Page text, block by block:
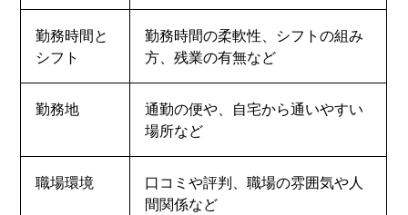
勤務時間と
シフト
勤務時間の柔軟性、シフトの組み
方、残業の有無など
勤務地
通勤の便や、自宅から通いやすい
場所など
職場環境
口コミや評判、職場の雰囲気や人
間関係など